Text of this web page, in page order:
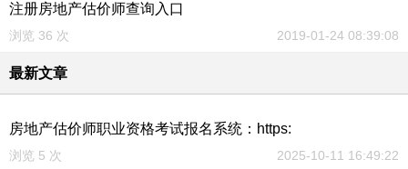
注册房地产估价师查询入口
浏览 36 次 2019-01-24 08:39:08
最新文章
房地产估价师职业资格考试报名系统：https:
浏览 5 次 2025-10-11 16:49:22